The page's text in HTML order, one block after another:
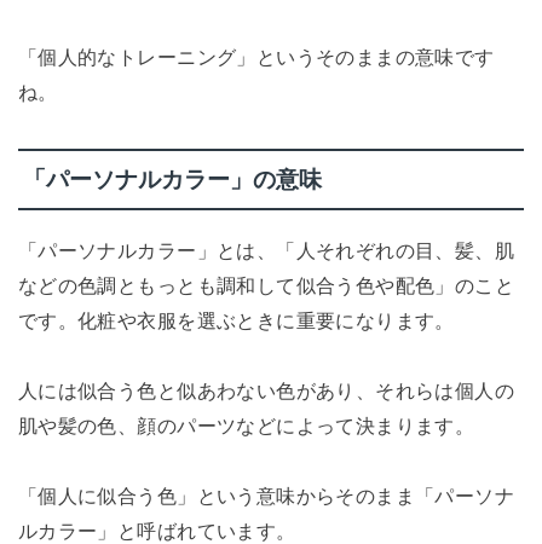
「個人的なトレーニング」というそのままの意味です
ね。
「パーソナルカラー」の意味
「パーソナルカラー」とは、「人それぞれの目、髪、肌
などの色調ともっとも調和して似合う色や配色」のこと
です。化粧や衣服を選ぶときに重要になります。
人には似合う色と似あわない色があり、それらは個人の
肌や髪の色、顔のパーツなどによって決まります。
「個人に似合う色」という意味からそのまま「パーソナ
ルカラー」と呼ばれています。